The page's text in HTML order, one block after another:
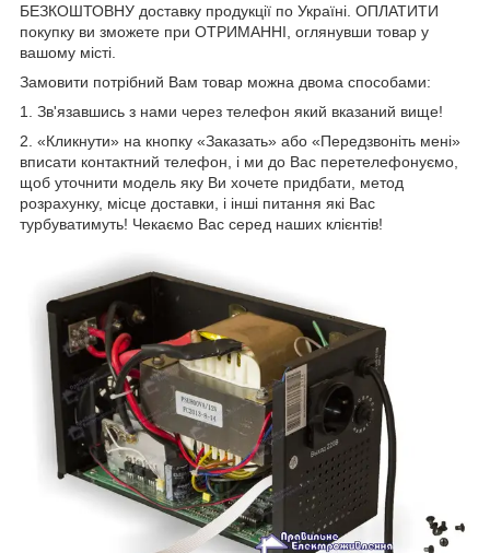
БЕЗКОШТОВНУ доставку продукції по Україні. ОПЛАТИТИ
покупку ви зможете при ОТРИМАННІ, оглянувши товар у
вашому місті.
Замовити потрібний Вам товар можна двома способами:
1. Зв'язавшись з нами через телефон який вказаний вище!
2. «Кликнути» на кнопку «Заказать» або «Передзвоніть мені»
вписати контактний телефон, і ми до Вас перетелефонуємо,
щоб уточнити модель яку Ви хочете придбати, метод
розрахунку, місце доставки, і інші питання які Вас
турбуватимуть! Чекаємо Вас серед наших клієнтів!